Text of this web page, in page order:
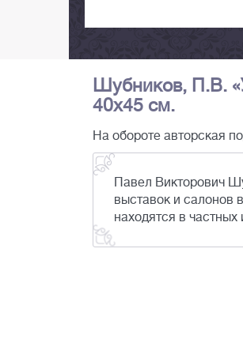
Шубников, П.В.
40х45 см.
На обороте авторская
Павел Викторович
выставок и салонов
находятся в